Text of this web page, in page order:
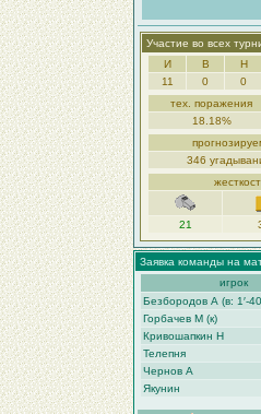
Участие во всех
И
В Н
11
0 0
тех. поражения
18.18%
346
21
Заявка команды на
игрок
Безбородoв А (в: 1′-
Горбачев М (к)
Кривошапкин Н
Телепня
Чернов А
Якунин